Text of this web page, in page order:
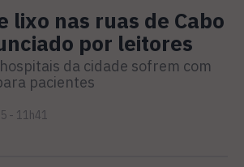
lixo nas ruas de Cabo
por leitores
da cidade sofrem com
pacientes
- 11h41